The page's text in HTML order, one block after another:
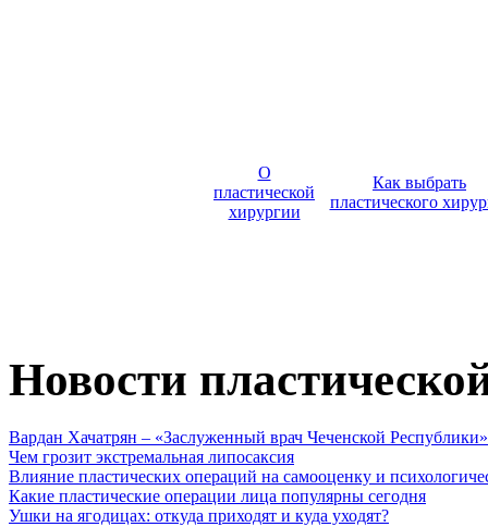
О
пластической
хирургии
Как выбрать
пластического
Новости
Вардан Хачатрян – «Заслуженный врач Чеченской Республики»
Чем грозит экстремальная липосаксия
Влияние пластических операций на самооценку и
Какие пластические операции лица популярны сегодня
Ушки на ягодицах: откуда приходят и куда уходят?